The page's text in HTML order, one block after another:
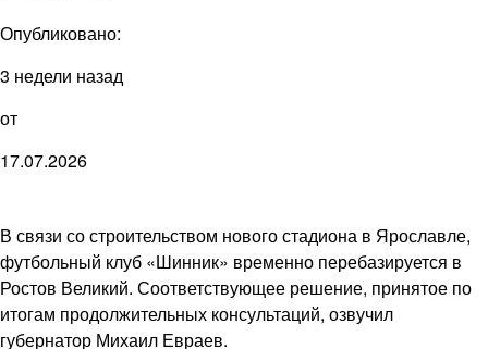
Опубликовано:
3 недели назад
от
17.07.2026
В связи со строительством нового стадиона в Ярославле,
футбольный клуб «Шинник» временно перебазируется в
Ростов Великий. Соответствующее решение, принятое по
итогам продолжительных консультаций, озвучил
губернатор Михаил Евраев.